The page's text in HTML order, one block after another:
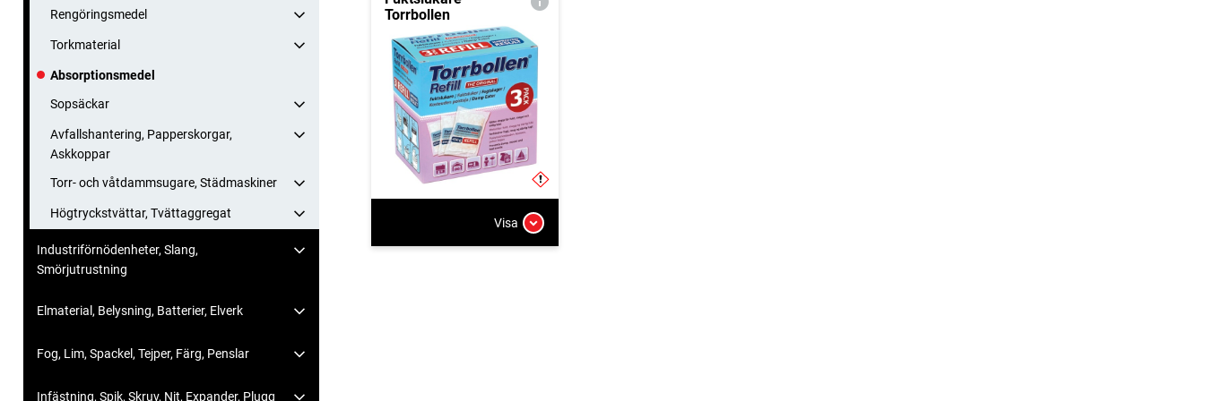
Rengöringsmedel
Torkmaterial
Absorptionsmedel
Sopsäckar
Avfallshantering, Papperskorgar,
Askkoppar
Torr- och våtdammsugare, Städmaskiner
Högtryckstvättar, Tvättaggregat
Industriförnödenheter, Slang,
Smörjutrustning
Elmaterial, Belysning, Batterier, Elverk
Fog, Lim, Spackel, Tejper, Färg, Penslar
Infästning, Spik, Skruv, Nit, Expander, Plugg
Torrbollen
Visa